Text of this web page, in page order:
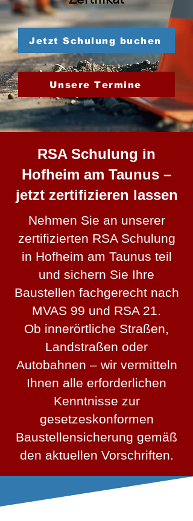
Jetzt Schulung buchen
Unsere Termine
RSA Schulung in
Hofheim am Taunus –
jetzt zertifizieren lassen
Nehmen Sie an unserer
zertifizierten RSA Schulung
in Hofheim am Taunus teil
und sichern Sie Ihre
Baustellen fachgerecht nach
MVAS 99 und RSA 21.
Ob innerörtliche Straßen,
Landstraßen oder
Autobahnen – wir vermitteln
Ihnen alle erforderlichen
Kenntnisse zur
gesetzeskonformen
Baustellensicherung gemäß
den aktuellen Vorschriften.